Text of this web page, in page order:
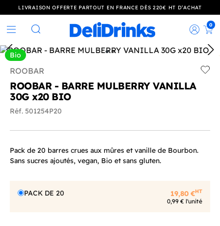
LIVRAISON OFFERTE PARTOUT EN FRANCE DÈS 220€ HT D’ACHAT
Rechercher
0
Bio
ROOBAR
ROOBAR - BARRE MULBERRY VANILLA
30G x20 BIO
Réf. 501254P20
Pack de 20 barres crues aux mûres et vanille de Bourbon.
Sans sucres ajoutés, vegan, Bio et sans gluten.
PACK DE 20 19,80 €HT
0,99 € l'unité